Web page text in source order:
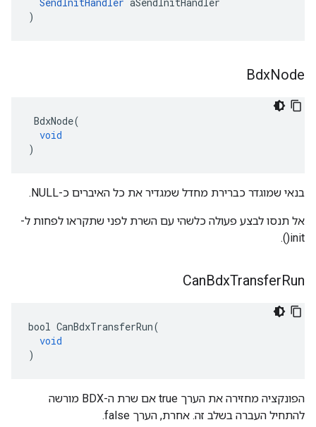
)
BdxNode
BdxNode(
void
)
בנאי שמוגדר כברירת מחדל שמגדיר את כל האיברים כ-NULL.
אל תנסו לבצע פעולה כלשהי עם השרת לפני שתקראו לפחות ל-
init().
CanBdxTransferRun
bool CanBdxTransferRun(
void
)
הפונקציה מחזירה את הערך true אם שרת ה-BDX מורשה
להתחיל העברה בשלב זה. אחרת, הערך false.